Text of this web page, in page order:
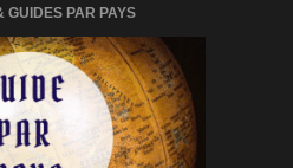
GUIDES PAR PAYS